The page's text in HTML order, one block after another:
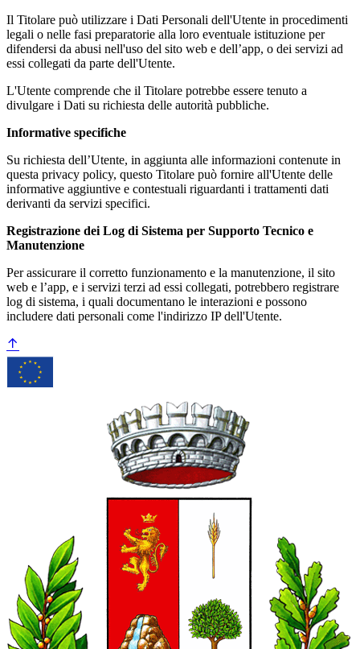
Il Titolare può utilizzare i Dati Personali dell'Utente in procedimenti
legali o nelle fasi preparatorie alla loro eventuale istituzione per
difendersi da abusi nell'uso del sito web e dell’app, o dei servizi ad
essi collegati da parte dell'Utente.
L'Utente comprende che il Titolare potrebbe essere tenuto a
divulgare i Dati su richiesta delle autorità pubbliche.
Informative specifiche
Su richiesta dell’Utente, in aggiunta alle informazioni contenute in
questa privacy policy, questo Titolare può fornire all'Utente delle
informative aggiuntive e contestuali riguardanti i trattamenti dati
derivanti da servizi specifici.
Registrazione dei Log di Sistema per Supporto Tecnico e
Manutenzione
Per assicurare il corretto funzionamento e la manutenzione, il sito
web e l’app, e i servizi terzi ad essi collegati, potrebbero registrare
log di sistema, i quali documentano le interazioni e possono
includere dati personali come l'indirizzo IP dell'Utente.